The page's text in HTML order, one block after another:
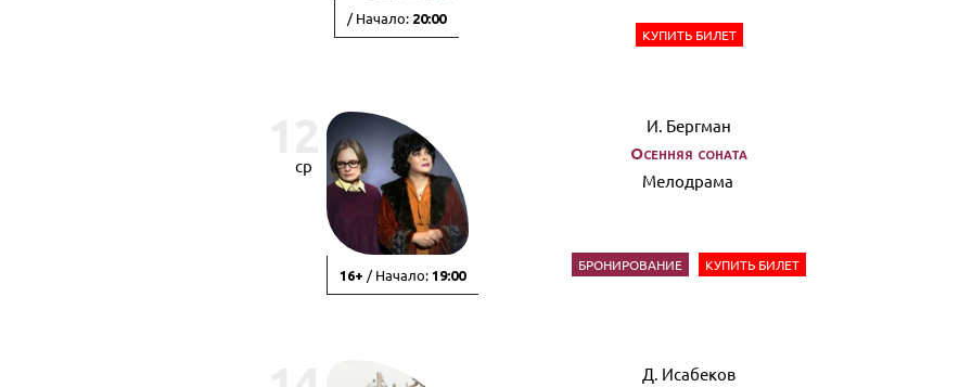
/ Начало: 20:00
КУПИТЬ БИЛЕТ
ср
16+ / Начало: 19:00
И. Бергман
Осенняя соната
Мелодрама
БРОНИРОВАНИЕ КУПИТЬ БИЛЕТ
Д. Исабеков